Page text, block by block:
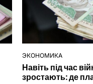
ОПУБЛІКУВАТИ
У
ЭКОНОМИКА
Навіть під час
зростають: де